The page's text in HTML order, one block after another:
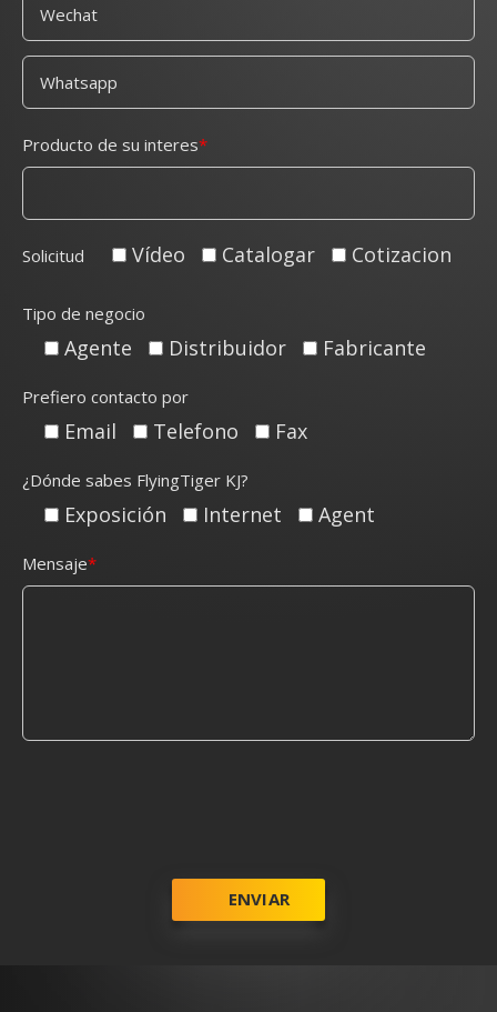
Producto de su interes
Solicitud Vídeo Catalogar Cotizacion
Tipo de negocio
Agente Distribuidor Fabricante
Prefiero contacto por
Email Telefono Fax
¿Dónde sabes FlyingTiger KJ?
Exposición Internet Agent
Mensaje
ENVIAR